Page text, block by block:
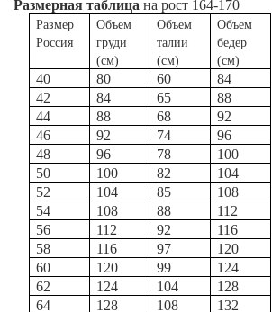
Размерная таблица на рост 164-170
Размер
Россия
Объем
груди
(см)
Объем
талии
(см)
Объем
бедер
(см)
40 80 60
84
42
84 65
88
44
88 68
92
46
92 74
96
48
96 78
100
50
100 82
104
52
104 85
108
54
108 88
112
56
112 92
116
58
116 97
120
60
120 99
124
62
124 104
128
64
128 108
132